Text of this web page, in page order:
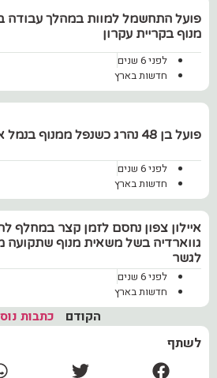
פועל התחשמל למוות במהלך עבודה
מנוף בקריית עקרון
לפני 6 שנים
חדשות בארץ
‏פועל בן 48 נהרג כשנפל ממנוף בנמל אשדוד
לפני 6 שנים
חדשות בארץ
‏איילון צפון נחסם לזמן קצר במחלף
גווארדיה בשל משאית מנוף שתקועה
לגשר
לפני 6 שנים
חדשות בארץ
הקודם
כתבות
לשתף